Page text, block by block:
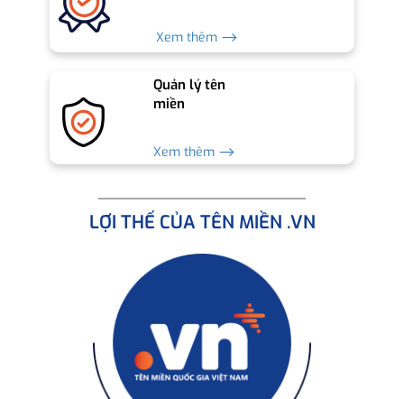
Xem thêm ⟶
Quản lý tên
miền
Xem thêm ⟶
LỢI THẾ CỦA TÊN MIỀN .VN